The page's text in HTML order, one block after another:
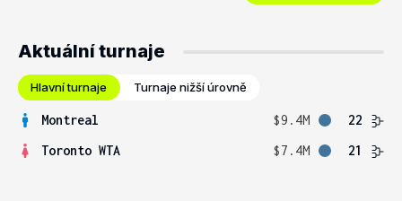
Aktuální turnaje
Hlavní turnaje Turnaje nižší úrovně
Montreal $9.4M
22
Toronto WTA
$7.4M 21